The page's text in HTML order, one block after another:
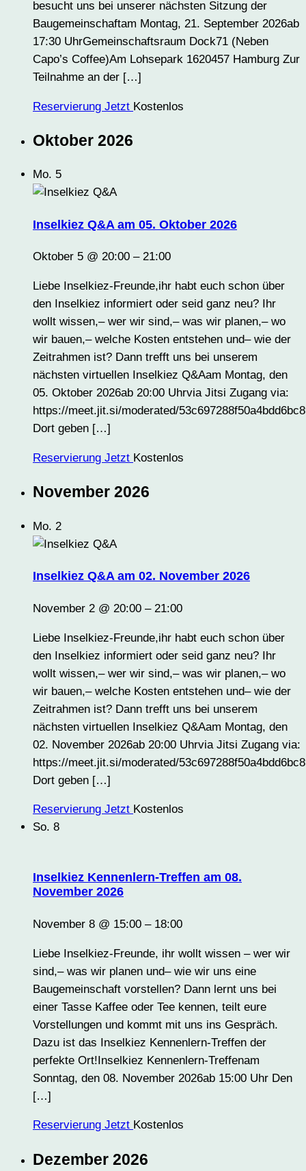
besucht uns bei unserer nächsten Sitzung der
Baugemeinschaftam Montag, 21. September 2026ab
17:30 UhrGemeinschaftsraum Dock71 (Neben
Capo’s Coffee)Am Lohsepark 1620457 Hamburg Zur
Teilnahme an der […]
Reservierung Jetzt Kostenlos
Oktober 2026
Mo. 5
Inselkiez Q&A am 05. Oktober 2026
Oktober 5 @ 20:00 – 21:00
Liebe Inselkiez-Freunde,ihr habt euch schon über
den Inselkiez informiert oder seid ganz neu? Ihr
wollt wissen,– wer wir sind,– was wir planen,– wo
wir bauen,– welche Kosten entstehen und– wie der
Zeitrahmen ist? Dann trefft uns bei unserem
nächsten virtuellen Inselkiez Q&Aam Montag, den
05. Oktober 2026ab 20:00 Uhrvia Jitsi Zugang via:
https://meet.jit.si/moderated/
Dort geben […]
Reservierung Jetzt Kostenlos
November 2026
Mo. 2
Inselkiez Q&A am 02. November 2026
November 2 @ 20:00 – 21:00
Liebe Inselkiez-Freunde,ihr habt euch schon über
den Inselkiez informiert oder seid ganz neu? Ihr
wollt wissen,– wer wir sind,– was wir planen,– wo
wir bauen,– welche Kosten entstehen und– wie der
Zeitrahmen ist? Dann trefft uns bei unserem
nächsten virtuellen Inselkiez Q&Aam Montag, den
02. November 2026ab 20:00 Uhrvia Jitsi Zugang via:
https://meet.jit.si/moderated/
Dort geben […]
Reservierung Jetzt Kostenlos
So. 8
Inselkiez Kennenlern-Treffen am 08.
November 2026
November 8 @ 15:00 – 18:00
Liebe Inselkiez-Freunde, ihr wollt wissen – wer wir
sind,– was wir planen und– wie wir uns eine
Baugemeinschaft vorstellen? Dann lernt uns bei
einer Tasse Kaffee oder Tee kennen, teilt eure
Vorstellungen und kommt mit uns ins Gespräch.
Dazu ist das Inselkiez Kennenlern-Treffen der
perfekte Ort!Inselkiez Kennenlern-Treffenam
Sonntag, den 08. November 2026ab 15:00 Uhr Den
[…]
Reservierung Jetzt Kostenlos
Dezember 2026